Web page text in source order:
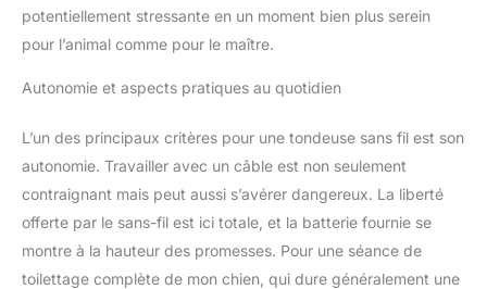
potentiellement stressante en un moment bien plus serein
pour l’animal comme pour le maître.
Autonomie et aspects pratiques au quotidien
L’un des principaux critères pour une tondeuse sans fil est son
autonomie. Travailler avec un câble est non seulement
contraignant mais peut aussi s’avérer dangereux. La liberté
offerte par le sans-fil est ici totale, et la batterie fournie se
montre à la hauteur des promesses. Pour une séance de
toilettage complète de mon chien, qui dure généralement une